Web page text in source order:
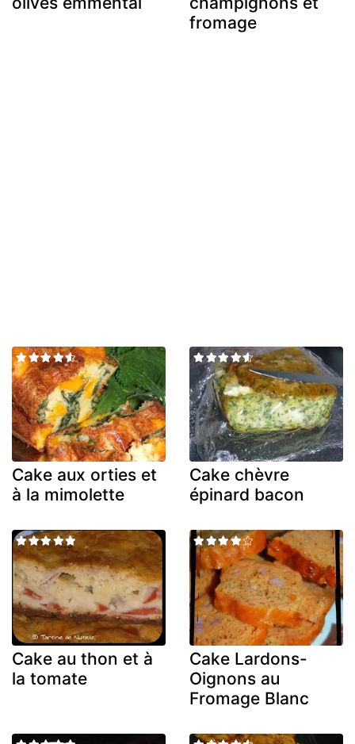
fromage
Cake aux orties et
à la mimolette
Cake chèvre
épinard bacon
Cake au thon et à
la tomate
Cake Lardons-
Oignons au
Fromage Blanc